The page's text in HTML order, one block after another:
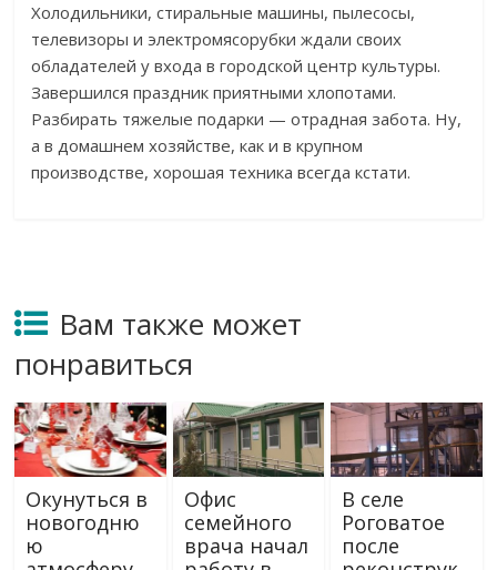
Холодильники, стиральные машины, пылесосы,
телевизоры и электромясорубки ждали своих
обладателей у входа в городской центр культуры.
Завершился праздник приятными хлопотами.
Разбирать тяжелые подарки — отрадная забота. Ну,
а в домашнем хозяйстве, как и в крупном
производстве, хорошая техника всегда кстати.
Вам также может
понравиться
Окунуться в
новогодню
ю
Офис
семейного
врача начал
В селе
Роговатое
после